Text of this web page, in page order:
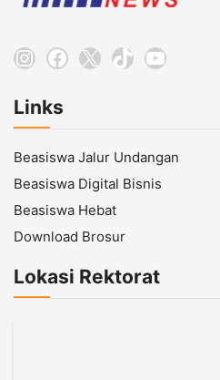
Instagram
Facebook
X TikTokYouTube
Links
Beasiswa Jalur Undangan
Beasiswa Digital Bisnis
Beasiswa Hebat
Download Brosur
Lokasi Rektorat